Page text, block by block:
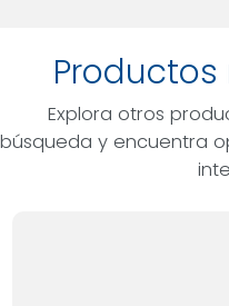
Productos
Explora otros
búsqueda y encuentra